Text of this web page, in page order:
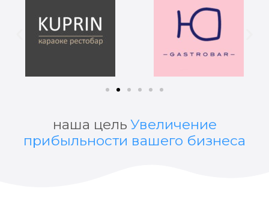
наша цель Увеличение
прибыльности вашего бизнеса